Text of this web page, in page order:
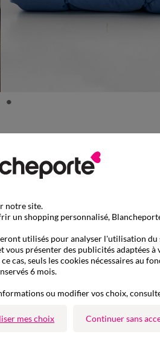
D'autres idées de
Couette
notre site.
un shopping personnalisé,
utilisés pour analyser l'utilisation du
vous présenter des publicités adaptées à
cas, seuls les cookies nécessaires au
6 mois.
ou modifier vos choix,
mes choix Continuer sans